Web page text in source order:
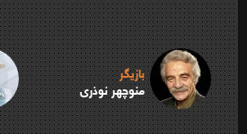
بازیگر
منوچهر نوذری